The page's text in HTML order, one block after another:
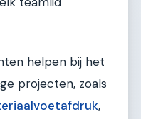
helpen bij het
projecten, zoals
,